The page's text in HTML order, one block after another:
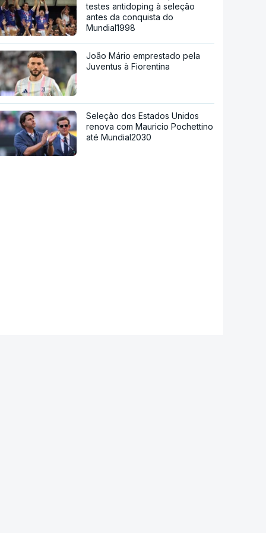
testes antidoping à seleção
antes da conquista do
Mundial1998
João Mário emprestado pela
Juventus à Fiorentina
Seleção dos Estados Unidos
renova com Mauricio Pochettino
até Mundial2030